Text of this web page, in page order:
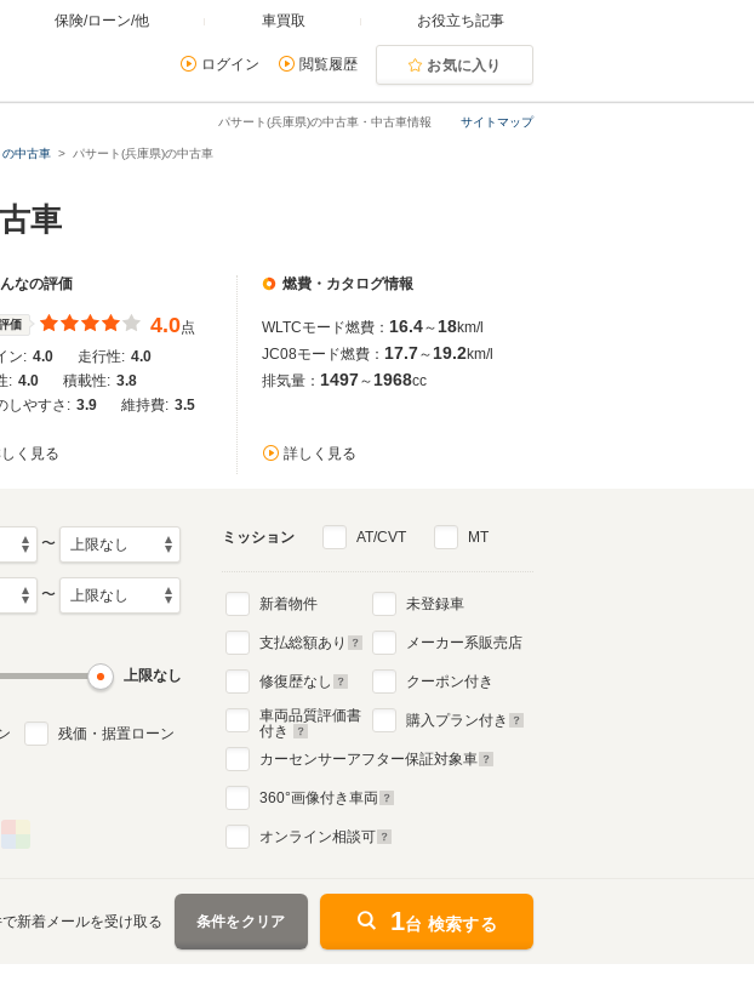
保険/ローン/他 車買取 お役立ち記事
ログイン 閲覧履歴 お気に入り
サイトマップ
パサート(兵庫県)の中古車・中古車情報
の中古車 パサート(兵庫県)の中古車
車
なの評価
価 4.0点
ン: 4.0 走行性: 4.0
: 4.0 積載性: 3.8
しやすさ: 3.9 維持費: 3.5
く見る
燃費・カタログ情報
WLTCモード燃費： 16.4～ 18km/l
JC08モード燃費： 17.7～ 19.2km/l
排気量： 1497～ 1968cc
詳しく見る
生産モデル
1997年8月～2006年3月
〜
〜
上限なし
残価・据置ローン
ミッション AT/CVT MT
新着物件
支払総額あり
修復歴なし
車両品質評価書
付き
未登録車
メーカー系販売店
クーポン付き
購入プラン付き
カーセンサーアフター保証対象車
360°画像付き車両
オンライン相談可
で新着メールを受け取る 条件をクリア 1台 検索する